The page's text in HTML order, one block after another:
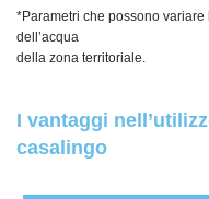
*Parametri che possono
dell’acqua
della zona territoriale.
I vantaggi
casalingo